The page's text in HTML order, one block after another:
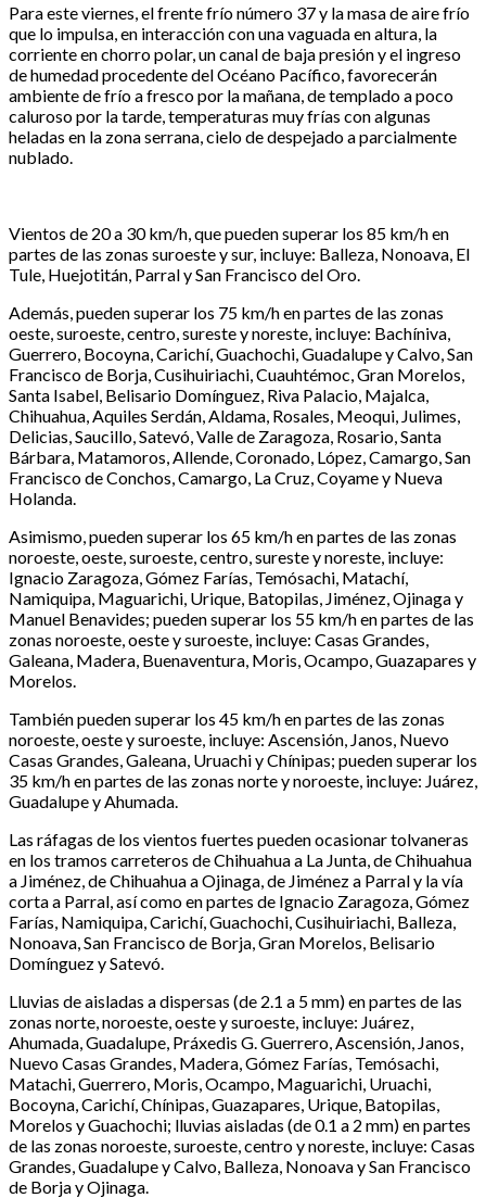
Para este viernes, el frente frío número 37 y la masa de aire frío
que lo impulsa, en interacción con una vaguada en altura, la
corriente en chorro polar, un canal de baja presión y el ingreso
de humedad procedente del Océano Pacífico, favorecerán
ambiente de frío a fresco por la mañana, de templado a poco
caluroso por la tarde, temperaturas muy frías con algunas
heladas en la zona serrana, cielo de despejado a parcialmente
nublado.
Vientos de 20 a 30 km/h, que pueden superar los 85 km/h en
partes de las zonas suroeste y sur, incluye: Balleza, Nonoava, El
Tule, Huejotitán, Parral y San Francisco del Oro.
Además, pueden superar los 75 km/h en partes de las zonas
oeste, suroeste, centro, sureste y noreste, incluye: Bachíniva,
Guerrero, Bocoyna, Carichí, Guachochi, Guadalupe y Calvo, San
Francisco de Borja, Cusihuiriachi, Cuauhtémoc, Gran Morelos,
Santa Isabel, Belisario Domínguez, Riva Palacio, Majalca,
Chihuahua, Aquiles Serdán, Aldama, Rosales, Meoqui, Julimes,
Delicias, Saucillo, Satevó, Valle de Zaragoza, Rosario, Santa
Bárbara, Matamoros, Allende, Coronado, López, Camargo, San
Francisco de Conchos, Camargo, La Cruz, Coyame y Nueva
Holanda.
Asimismo, pueden superar los 65 km/h en partes de las zonas
noroeste, oeste, suroeste, centro, sureste y noreste, incluye:
Ignacio Zaragoza, Gómez Farías, Temósachi, Matachí,
Namiquipa, Maguarichi, Urique, Batopilas, Jiménez, Ojinaga y
Manuel Benavides; pueden superar los 55 km/h en partes de las
zonas noroeste, oeste y suroeste, incluye: Casas Grandes,
Galeana, Madera, Buenaventura, Moris, Ocampo, Guazapares y
Morelos.
También pueden superar los 45 km/h en partes de las zonas
noroeste, oeste y suroeste, incluye: Ascensión, Janos, Nuevo
Casas Grandes, Galeana, Uruachi y Chínipas; pueden superar los
35 km/h en partes de las zonas norte y noroeste, incluye: Juárez,
Guadalupe y Ahumada.
Las ráfagas de los vientos fuertes pueden ocasionar tolvaneras
en los tramos carreteros de Chihuahua a La Junta, de Chihuahua
a Jiménez, de Chihuahua a Ojinaga, de Jiménez a Parral y la vía
corta a Parral, así como en partes de Ignacio Zaragoza, Gómez
Farías, Namiquipa, Carichí, Guachochi, Cusihuiriachi, Balleza,
Nonoava, San Francisco de Borja, Gran Morelos, Belisario
Domínguez y Satevó.
Lluvias de aisladas a dispersas (de 2.1 a 5 mm) en partes de las
zonas norte, noroeste, oeste y suroeste, incluye: Juárez,
Ahumada, Guadalupe, Práxedis G. Guerrero, Ascensión, Janos,
Nuevo Casas Grandes, Madera, Gómez Farías, Temósachi,
Matachi, Guerrero, Moris, Ocampo, Maguarichi, Uruachi,
Bocoyna, Carichí, Chínipas, Guazapares, Urique, Batopilas,
Morelos y Guachochi; lluvias aisladas (de 0.1 a 2 mm) en partes
de las zonas noroeste, suroeste, centro y noreste, incluye: Casas
Grandes, Guadalupe y Calvo, Balleza, Nonoava y San Francisco
de Borja y Ojinaga.